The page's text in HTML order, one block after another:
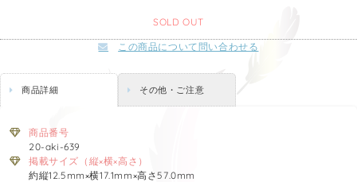
SOLD OUT
この商品について問い合わせる
商品詳細 その他・ご注意
商品番号
20-aki-639
掲載サイズ（縦×横×高さ）
約縦12.5mm×横17.1mm×高さ57.0mm